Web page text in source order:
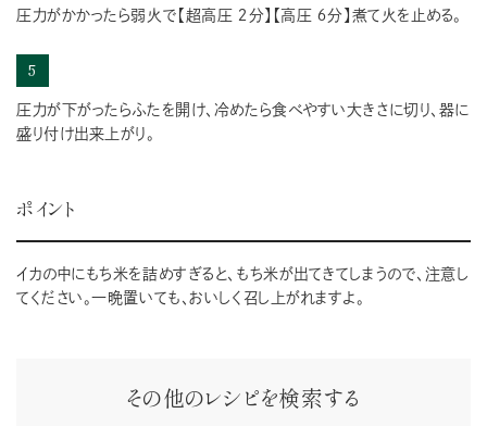
圧力がかかったら弱火で【超高圧 ２分】【高圧 ６分】煮て火を止める。
5
圧力が下がったらふたを開け、冷めたら食べやすい大きさに切り、器に
盛り付け出来上がり。
ポイント
イカの中にもち米を詰めすぎると、もち米が出てきてしまうので、注意し
てください。一晩置いても、おいしく召し上がれますよ。
その他のレシピを検索する